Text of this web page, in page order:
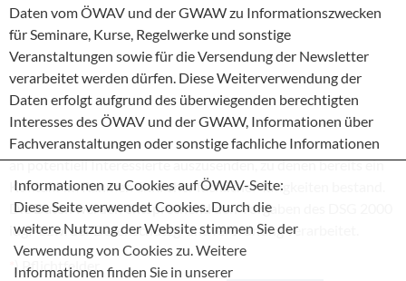
Daten vom ÖWAV und der GWAW zu Informationszwecken
für Seminare, Kurse, Regelwerke und sonstige
Veranstaltungen sowie für die Versendung der Newsletter
verarbeitet werden dürfen. Diese Weiterverwendung der
Daten erfolgt aufgrund des überwiegenden berechtigten
Interesses des ÖWAV und der GWAW, Informationen über
Fachveranstaltungen oder sonstige fachliche Informationen
an potentiell Interessierte auszusenden, zu denen bereits ein
Kontakt im Rahmen ähnlicher fachlicher Tätigkeiten bestand.
Die Daten werden entsprechend den Vorgaben des DSG 2000
idgF bzw. der Datenschutzgrundverordnung verarbeitet.
) Pflichtfelder
Informationen zu Cookies auf ÖWAV-Seite:
Diese Seite verwendet Cookies. Durch die
weitere Nutzung der Website stimmen Sie der
Verwendung von Cookies zu. Weitere
Informationen finden Sie in unserer